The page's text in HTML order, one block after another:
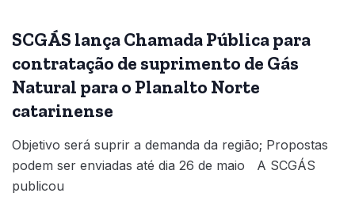
SCGÁS lança Chamada Pública para
contratação de suprimento de Gás
Natural para o Planalto Norte
catarinense
Objetivo será suprir a demanda da região; Propostas
podem ser enviadas até dia 26 de maio A SCGÁS
publicou